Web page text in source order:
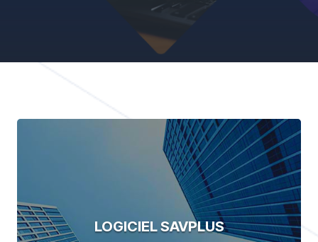
LOGICIEL SAVPLUS